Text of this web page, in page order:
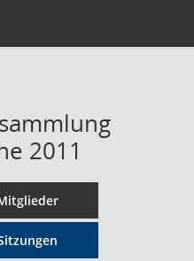
2011